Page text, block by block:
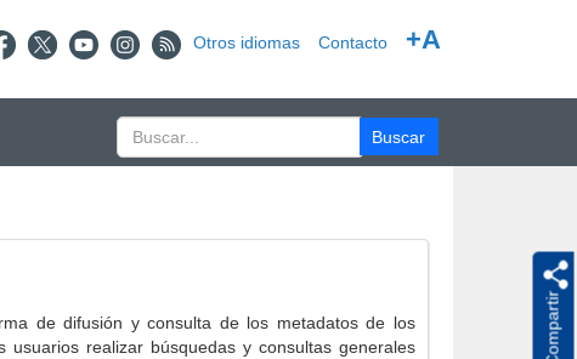
Otros idiomas Contacto +A
de difusión y consulta de los metadatos de los
realizar búsquedas y consultas generales
Compartir